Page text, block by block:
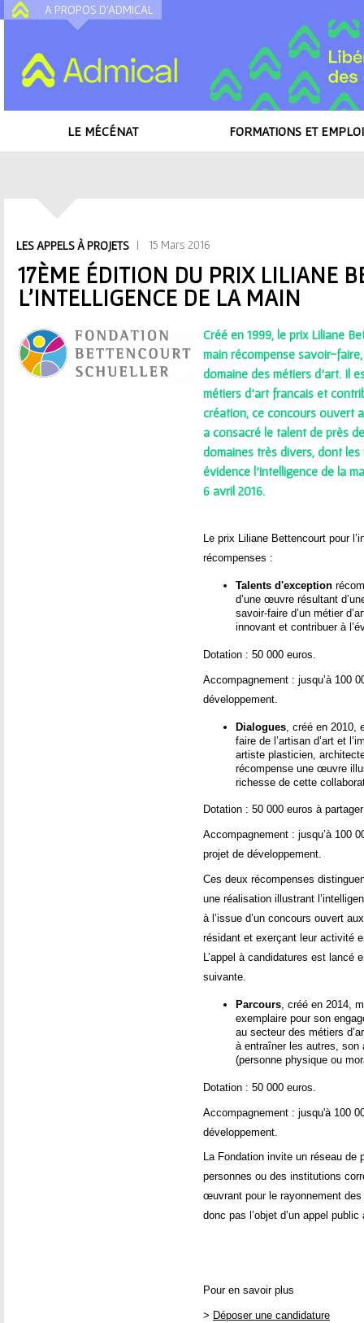
A PROPOS D'ADMICAL
LE MÉCÉNAT FORMATIONS ET
LES APPELS À PROJETS | 15 Mars 2016
17ÈME ÉDITION DU PRIX LILIANE
L’INTELLIGENCE DE LA MAIN
Créé en 1999, le prix Liliane
main récompense savoir-
domaine des métiers d’art. Il
métiers d’art français et
création, ce concours ouvert
a consacré le talent de près
domaines très divers, dont
évidence l’intelligence de la
6 avril 2016.
Le prix Liliane Bettencourt pour
récompenses :
Talents d'exception
d’une œuvre résultant
savoir-faire d’un métier
innovant et contribuer à
Dotation : 50 000 euros.
Accompagnement : jusqu’à 100
développement.
Dialogues, créé en 2010,
faire de l’artisan d’art et
artiste plasticien,
récompense une œuvre
richesse de cette
Dotation : 50 000 euros à
Accompagnement : jusqu’à 100
projet de développement.
Ces deux récompenses
une réalisation illustrant
à l’issue d’un concours ouvert
résidant et exerçant leur activité
L’appel à candidatures est lancé
suivante.
Parcours, créé en 2014,
exemplaire pour son
au secteur des métiers
à entraîner les autres, son
(personne physique ou
Dotation : 50 000 euros.
Accompagnement : jusqu'à 100
développement.
La Fondation invite un réseau de
personnes ou des institutions
œuvrant pour le rayonnement
donc pas l’objet d’un appel
Pour en savoir plus
> Déposer une candidature